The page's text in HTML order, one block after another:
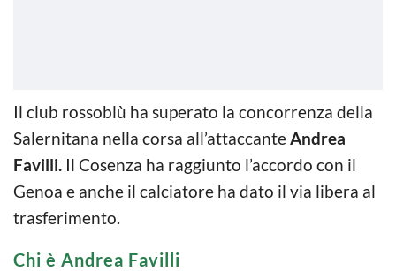
Il club rossoblù ha superato la concorrenza della
Salernitana nella corsa all’attaccanteAndrea
Favilli. Il Cosenza ha raggiunto l’accordo con il
Genoa e anche il calciatore ha dato il via libera al
trasferimento.
Chi è Andrea Favilli